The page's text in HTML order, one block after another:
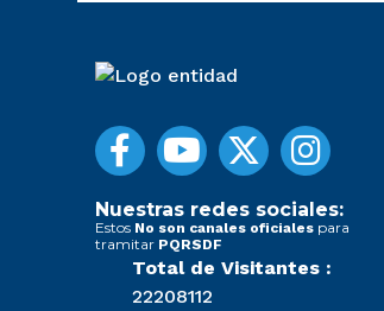
Nuestras redes sociales:
Estos No son canales oficiales para
tramitar PQRSDF
Total de Visitantes :
22208112